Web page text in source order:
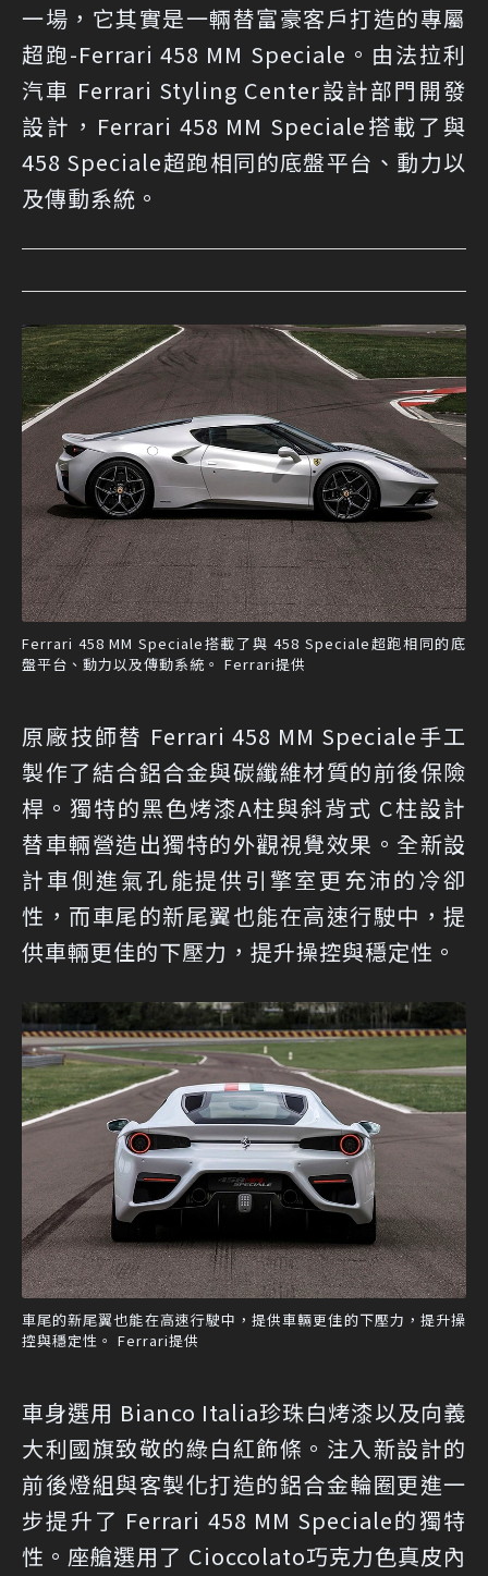
一場，它其實是一輛替富豪客戶打造的專屬
超跑-Ferrari 458 MM Speciale。由法拉利
汽車 Ferrari Styling Center設計部門開發
設計，Ferrari 458 MM Speciale搭載了與
458 Speciale超跑相同的底盤平台、動力以
及傳動系統。
Ferrari 458 MM Speciale搭載了與 458 Speciale超跑相同的底
盤平台、動力以及傳動系統。 Ferrari提供
原廠技師替 Ferrari 458 MM Speciale手工
製作了結合鋁合金與碳纖維材質的前後保險
桿。獨特的黑色烤漆A柱與斜背式 C柱設計
替車輛營造出獨特的外觀視覺效果。全新設
計車側進氣孔能提供引擎室更充沛的冷卻
性，而車尾的新尾翼也能在高速行駛中，提
供車輛更佳的下壓力，提升操控與穩定性。
車尾的新尾翼也能在高速行駛中，提供車輛更佳的下壓力，提升操
控與穩定性。 Ferrari提供
車身選用 Bianco Italia珍珠白烤漆以及向義
大利國旗致敬的綠白紅飾條。注入新設計的
前後燈組與客製化打造的鋁合金輪圈更進一
步提升了 Ferrari 458 MM Speciale的獨特
性。座艙選用了 Cioccolato巧克力色真皮內